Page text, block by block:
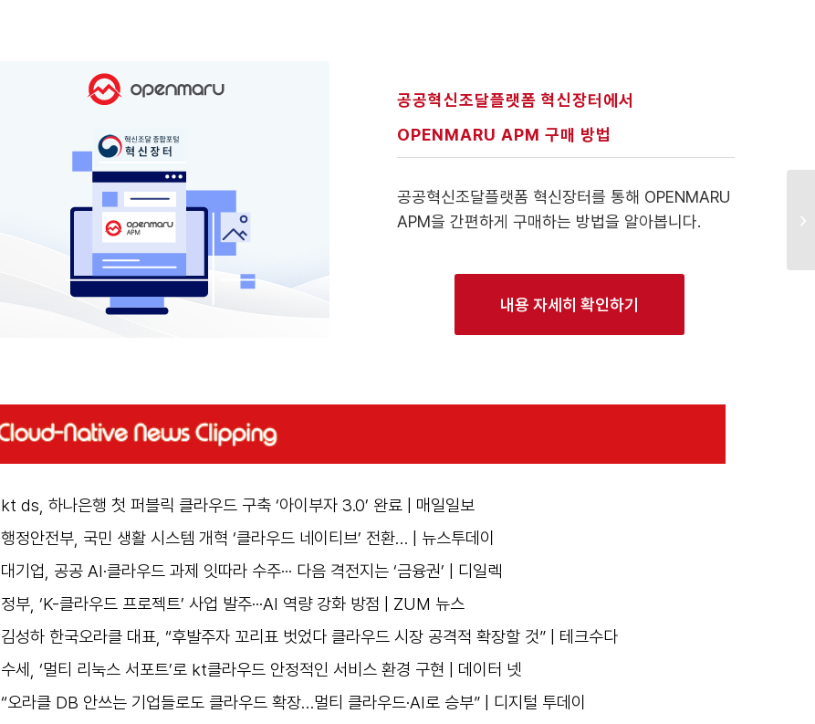
공공혁신조달플랫폼 혁신장터에서
OPENMARU APM 구매 방법
공공혁신조달플랫폼 혁신장터를 통해 OPENMARU
APM을 간편하게 구매하는 방법을 알아봅니다.
내용 자세히 확인하기
kt ds, 하나은행 첫 퍼블릭 클라우드 구축 ‘아이부자 3.0’ 완료 | 매일일보
행정안전부, 국민 생활 시스템 개혁 ‘클라우드 네이티브’ 전환… | 뉴스투데이
대기업, 공공 AI·클라우드 과제 잇따라 수주··· 다음 격전지는 ‘금융권’ | 디일렉
정부, ‘K-클라우드 프로젝트’ 사업 발주···AI 역량 강화 방점 | ZUM 뉴스
김성하 한국오라클 대표, “후발주자 꼬리표 벗었다 클라우드 시장 공격적 확장할 것” | 테크수다
수세, ‘멀티 리눅스 서포트’로 kt클라우드 안정적인 서비스 환경 구현 | 데이터 넷
“오라클 DB 안쓰는 기업들로도 클라우드 확장…멀티 클라우드·AI로 승부” | 디지털 투데이